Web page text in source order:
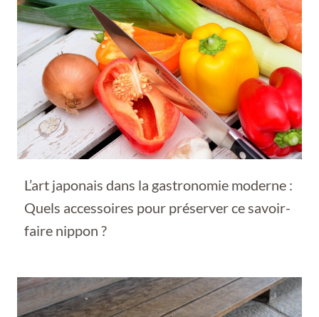
L’art japonais dans la gastronomie moderne :
Quels accessoires pour préserver ce savoir-
faire nippon ?